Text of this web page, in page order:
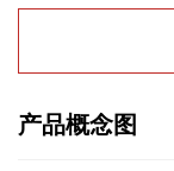
产品概念图